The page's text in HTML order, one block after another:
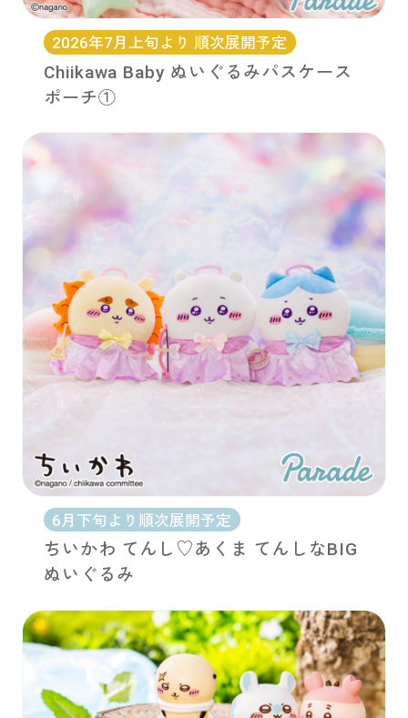
2026年7月上旬より 順次展開予定
Chiikawa Baby ぬいぐるみパスケース
ポーチ①
6月下旬より順次展開予定
ちいかわ てんし♡あくま てんしなBIG
ぬいぐるみ